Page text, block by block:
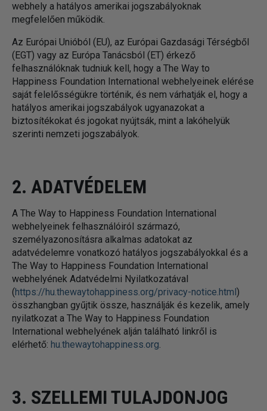
webhely a hatályos amerikai jogszabályoknak
megfelelően működik.
Az Európai Unióból (EU), az Európai Gazdasági Térségből
(EGT) vagy az Európa Tanácsból (ET) érkező
felhasználóknak tudniuk kell, hogy a The Way to
Happiness Foundation International webhelyeinek elérése
saját felelősségükre történik, és nem várhatják el, hogy a
hatályos amerikai jogszabályok ugyanazokat a
biztosítékokat és jogokat nyújtsák, mint a lakóhelyük
szerinti nemzeti jogszabályok.
2. ADATVÉDELEM
A The Way to Happiness Foundation International
webhelyeinek felhasználóiról származó,
személyazonosításra alkalmas adatokat az
adatvédelemre vonatkozó hatályos jogszabályokkal és a
The Way to Happiness Foundation International
webhelyének Adatvédelmi Nyilatkozatával
(https://hu.thewaytohappiness.org/privacy-notice.html)
összhangban gyűjtik össze, használják és kezelik, amely
nyilatkozat a The Way to Happiness Foundation
International webhelyének alján található linkről is
elérhető: hu.thewaytohappiness.org.
3. SZELLEMI TULAJDONJOG